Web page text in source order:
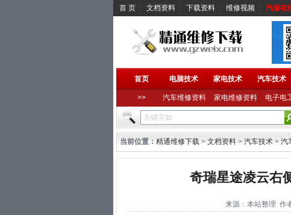
首 页 ┆ 文档资料 ┆ 下载资料 ┆ 维修视频 ┆ 汽修在
首页 电脑技术 家电技术 汽车技术
>> 汽车维修资料 家电维修资料 电子电
当前位置： 精通维修下载 > 文档资料 > 汽车技术 > 汽
奇瑞星途凌云右
来源：本站整理 作